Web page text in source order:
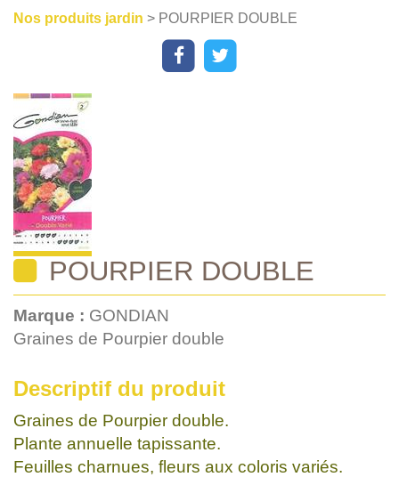
Nos produits jardin > POURPIER DOUBLE
POURPIER DOUBLE
Marque : GONDIAN
Graines de Pourpier double
Descriptif du produit
Graines de Pourpier double.
Plante annuelle tapissante.
Feuilles charnues, fleurs aux coloris variés.